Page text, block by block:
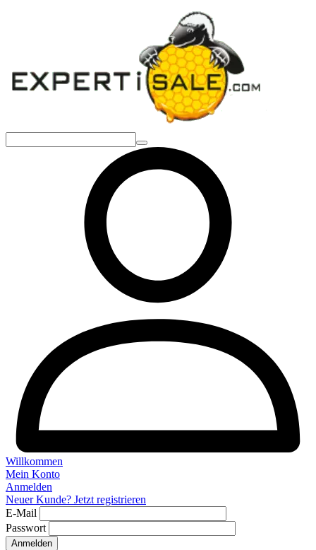
Willkommen
Mein Konto
Anmelden
Neuer Kunde? Jetzt registrieren
E-Mail
Passwort
Anmelden